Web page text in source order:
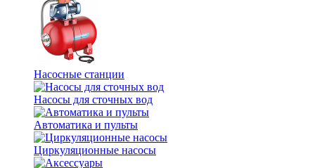
Насосные станции
Насосы для сточных вод
Автоматика и пульты
Циркуляционные насосы